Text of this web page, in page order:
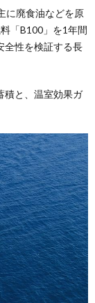
に廃食油などを原
「B100」を1年間
全性を検証する長
積と、温室効果ガ